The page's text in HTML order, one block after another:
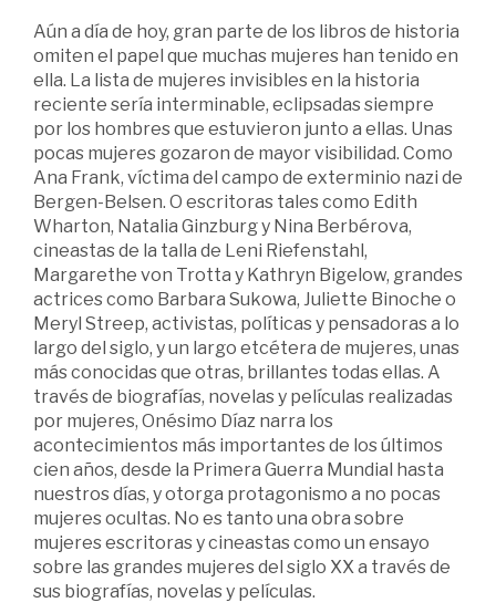
Aún a día de hoy, gran parte de los libros de historia
omiten el papel que muchas mujeres han tenido en
ella. La lista de mujeres invisibles en la historia
reciente sería interminable, eclipsadas siempre
por los hombres que estuvieron junto a ellas. Unas
pocas mujeres gozaron de mayor visibilidad. Como
Ana Frank, víctima del campo de exterminio nazi de
Bergen-Belsen. O escritoras tales como Edith
Wharton, Natalia Ginzburg y Nina Berbérova,
cineastas de la talla de Leni Riefenstahl,
Margarethe von Trotta y Kathryn Bigelow, grandes
actrices como Barbara Sukowa, Juliette Binoche o
Meryl Streep, activistas, políticas y pensadoras a lo
largo del siglo, y un largo etcétera de mujeres, unas
más conocidas que otras, brillantes todas ellas. A
través de biografías, novelas y películas realizadas
por mujeres, Onésimo Díaz narra los
acontecimientos más importantes de los últimos
cien años, desde la Primera Guerra Mundial hasta
nuestros días, y otorga protagonismo a no pocas
mujeres ocultas. No es tanto una obra sobre
mujeres escritoras y cineastas como un ensayo
sobre las grandes mujeres del siglo XX a través de
sus biografías, novelas y películas.